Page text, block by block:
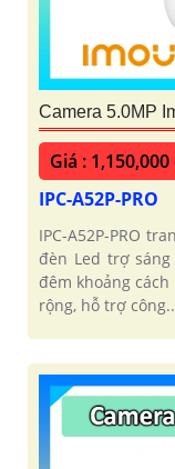
Camera 5.0MP
Giá : 1,150,000
IPC-A52P-PRO
IPC-A52P-PRO
đèn Led trợ
đêm khoảng
rộng, hỗ trợ